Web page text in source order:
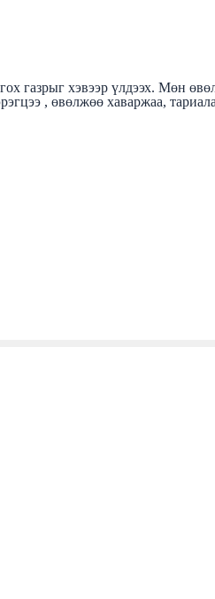
газрыг хэвээр үлдээх. Мөн
, өвөлжөө хаваржаа,